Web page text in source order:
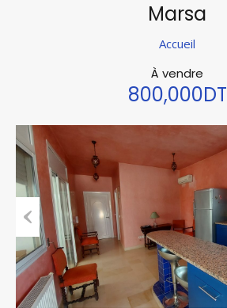
Marsa
Accueil
À vendre
800,000DT
Previous